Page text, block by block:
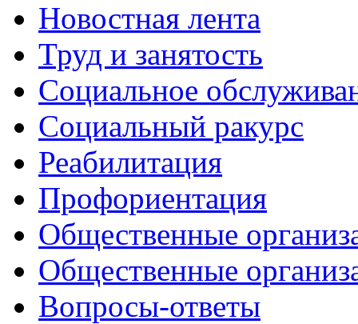
Новостная лента
Труд и занятость
Социальное
Социальный ракурс
Реабилитация
Профориентация
Общественные
Общественные
Вопросы-ответы